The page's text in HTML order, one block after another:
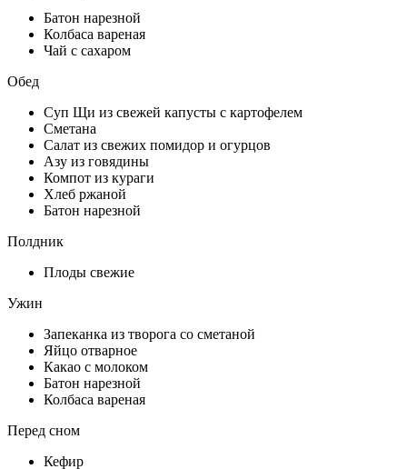
Батон нарезной
Колбаса вареная
Чай с сахаром
Обед
Суп Щи из свежей капусты с картофелем
Сметана
Салат из свежих помидор и огурцов
Азу из говядины
Компот из кураги
Хлеб ржаной
Батон нарезной
Полдник
Плоды свежие
Ужин
Запеканка из творога со сметаной
Яйцо отварное
Какао с молоком
Батон нарезной
Колбаса вареная
Перед сном
Кефир